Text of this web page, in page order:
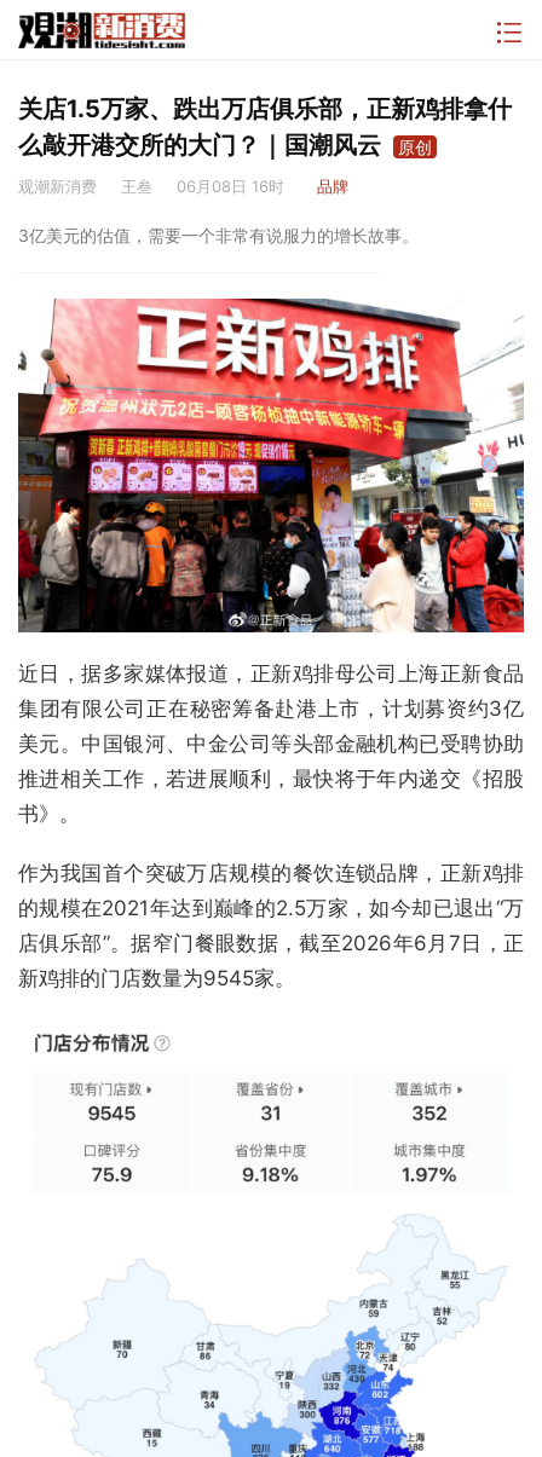
关店1.5万家、跌出万店俱乐部，正新鸡排拿什
么敲开港交所的大门？｜国潮风云
原创
观潮新消费 王叁 06月08日 16时 品牌
3亿美元的估值，需要一个非常有说服力的增长故事。
近日，据多家媒体报道，正新鸡排母公司上海正新食品
集团有限公司正在秘密筹备赴港上市，计划募资约3亿
美元。中国银河、中金公司等头部金融机构已受聘协助
推进相关工作，若进展顺利，最快将于年内递交《招股
书》。
作为我国首个突破万店规模的餐饮连锁品牌，正新鸡排
的规模在2021年达到巅峰的2.5万家，如今却已退出“万
店俱乐部”。据窄门餐眼数据，截至2026年6月7日，正
新鸡排的门店数量为9545家。